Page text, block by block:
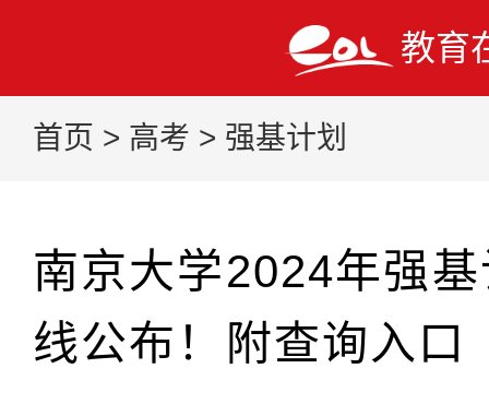
教育
首页 > 高考 > 强基计划
南京大学2024年强
线公布！附查询入口